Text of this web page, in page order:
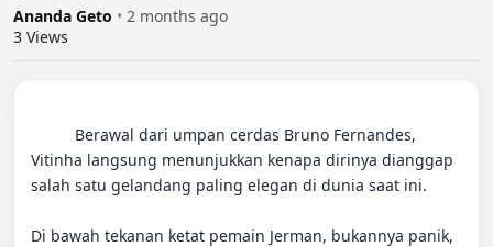
Ananda Geto • 2 months ago
3 Views
Vitinha langsung menunjukkan kenapa dirinya dianggap
salah satu gelandang paling elegan di dunia saat ini.
Di bawah tekanan ketat pemain Jerman, bukannya panik,